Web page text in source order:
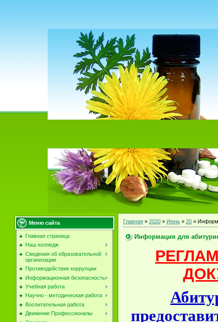
Меню сайта
Главная страница
Наш колледж
Сведения об образовательной
организации
Противодействие коррупции
Информационная безопасность
Учебная работа
Научно - методическая работа
Воспитательная работа
Движение Профессионалы
Главная » 2020 » Июнь » 20 »
Информация для